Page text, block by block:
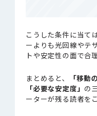
こうした条件に当て
ーよりも光回線やテ
トや安定性の面で合
まとめると、
「移動
「必要な安定度」 の
ーターが残る読者を